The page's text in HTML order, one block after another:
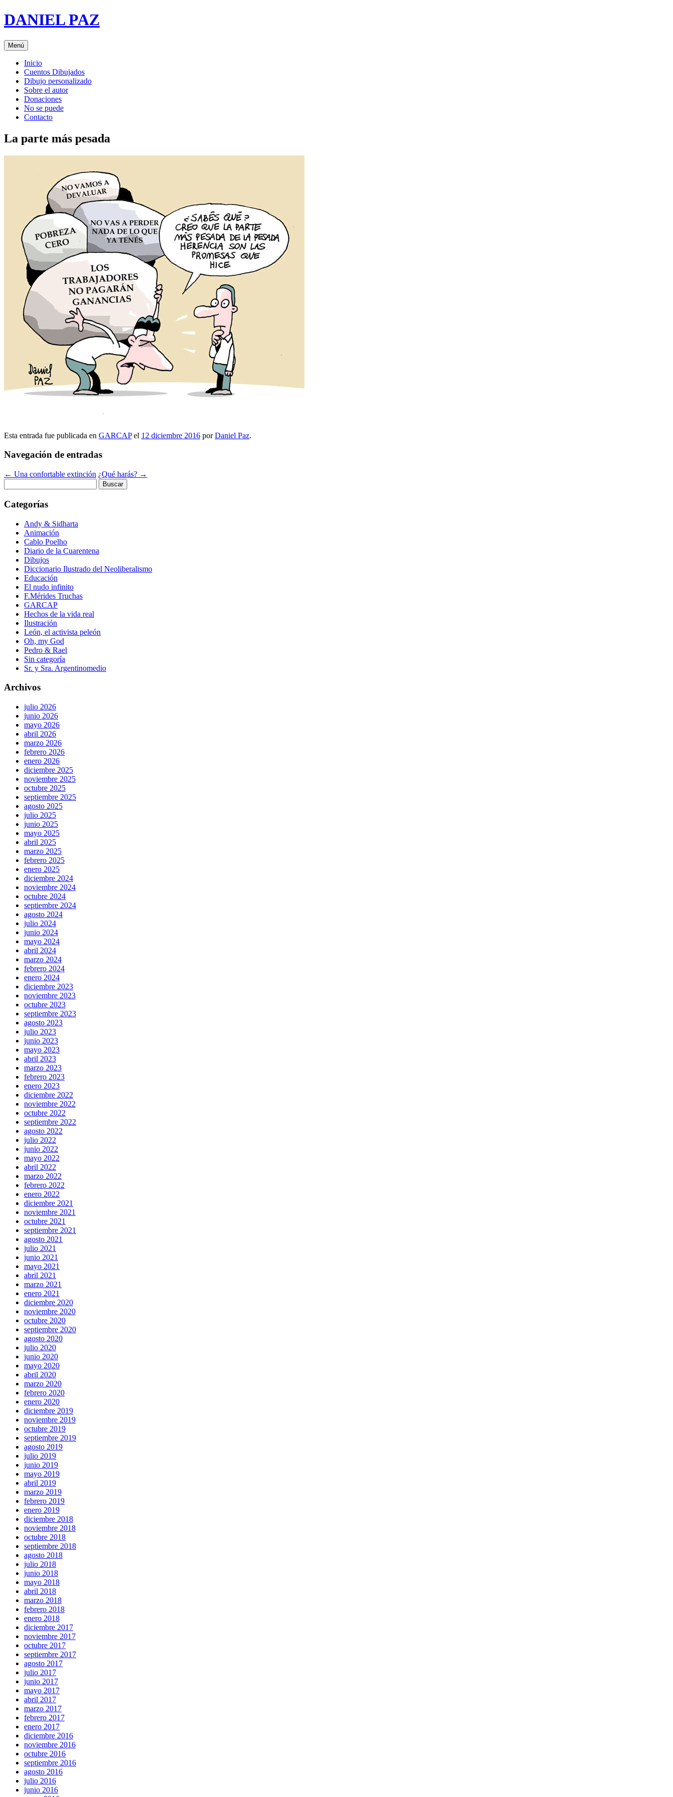
Saltar
al
DANIEL PAZ
Menú
Inicio
Cuentos Dibujados
Dibujo personalizado
Sobre el autor
Donaciones
No se puede
Contacto
La parte más pesada
Esta entrada fue publicada en GARCAPel 12 diciembre 2016 porDaniel Paz.
Navegación de entradas
← Una confortable extinción ¿Qué harás? →
Categorías
Andy & Sidharta
Animación
Cablo Poelho
Diario de la Cuarentena
Dibujos
Diccionario Ilustrado del Neoliberalismo
Educación
El nudo infinito
F.Mérides Truchas
GARCAP
Hechos de la vida real
Ilustración
León, el activista peleón
Oh, my God
Pedro & Rael
Sin categoría
Sr. y Sra. Argentinomedio
Archivos
julio 2026
junio 2026
mayo 2026
abril 2026
marzo 2026
febrero 2026
enero 2026
diciembre 2025
noviembre 2025
octubre 2025
septiembre 2025
agosto 2025
julio 2025
junio 2025
mayo 2025
abril 2025
marzo 2025
febrero 2025
enero 2025
diciembre 2024
noviembre 2024
octubre 2024
septiembre 2024
agosto 2024
julio 2024
junio 2024
mayo 2024
abril 2024
marzo 2024
febrero 2024
enero 2024
diciembre 2023
noviembre 2023
octubre 2023
septiembre 2023
agosto 2023
julio 2023
junio 2023
mayo 2023
abril 2023
marzo 2023
febrero 2023
enero 2023
diciembre 2022
noviembre 2022
octubre 2022
septiembre 2022
agosto 2022
julio 2022
junio 2022
mayo 2022
abril 2022
marzo 2022
febrero 2022
enero 2022
diciembre 2021
noviembre 2021
octubre 2021
septiembre 2021
agosto 2021
julio 2021
junio 2021
mayo 2021
abril 2021
marzo 2021
enero 2021
diciembre 2020
noviembre 2020
octubre 2020
septiembre 2020
agosto 2020
julio 2020
junio 2020
mayo 2020
abril 2020
marzo 2020
febrero 2020
enero 2020
diciembre 2019
noviembre 2019
octubre 2019
septiembre 2019
agosto 2019
julio 2019
junio 2019
mayo 2019
abril 2019
marzo 2019
febrero 2019
enero 2019
diciembre 2018
noviembre 2018
octubre 2018
septiembre 2018
agosto 2018
julio 2018
junio 2018
mayo 2018
abril 2018
marzo 2018
febrero 2018
enero 2018
diciembre 2017
noviembre 2017
octubre 2017
septiembre 2017
agosto 2017
julio 2017
junio 2017
mayo 2017
abril 2017
marzo 2017
febrero 2017
enero 2017
diciembre 2016
noviembre 2016
octubre 2016
septiembre 2016
agosto 2016
julio 2016
junio 2016